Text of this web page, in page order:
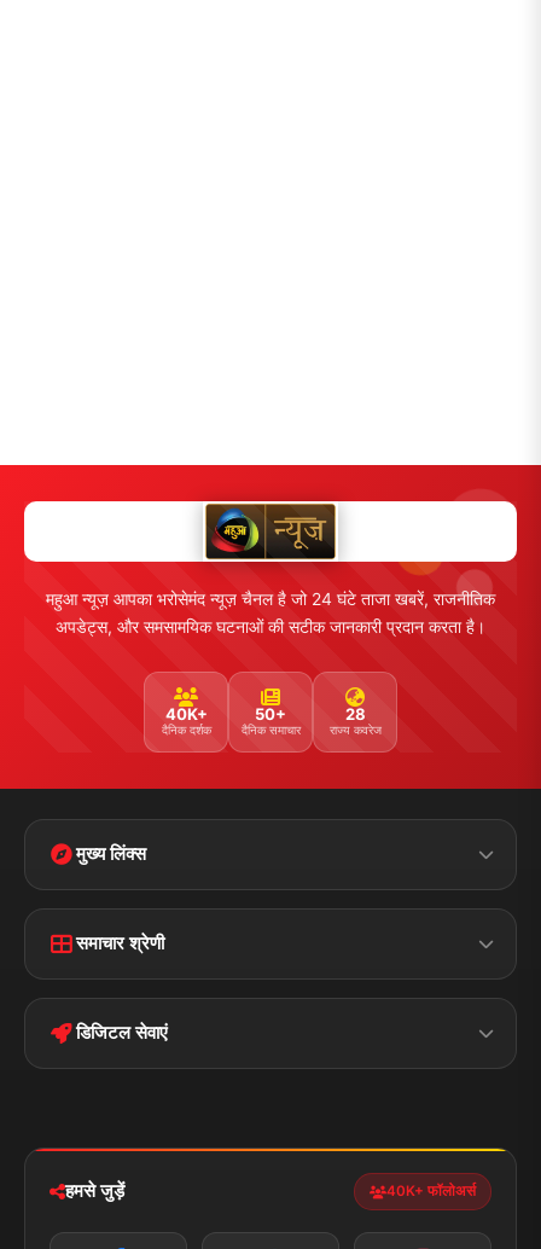
महुआ न्यूज़ आपका भरोसेमंद न्यूज़ चैनल है जो 24 घंटे ताजा खबरें, राजनीतिक
अपडेट्स, और समसामयिक घटनाओं की सटीक जानकारी प्रदान करता है।
40K+
दैनिक दर्शक
50+
दैनिक समाचार
28
राज्य कवरेज
मुख्य लिंक्स
Disclaimer
Terms &
Privacy Policy
समाचार श्रेणी
पॉलिटिकल झारखण्ड
डिजिटल सेवाएं
न्यूज़ अलर्ट
हमसे जुड़ें 40K+ फॉलोअर्स